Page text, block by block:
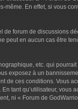
En effet, si vous
de forum de discussions
en aucun cas être
etc. qui
exposez à un
de ces conditions. Vous
tant qu’utilisateur,
ni « Forum de